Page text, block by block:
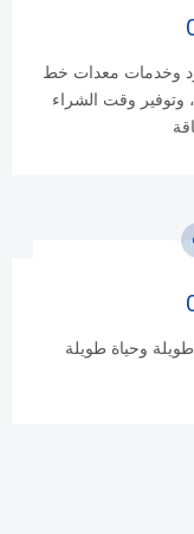
وخدمات معدات خط
وتوفير وقت الشراء
وحياة طويلة